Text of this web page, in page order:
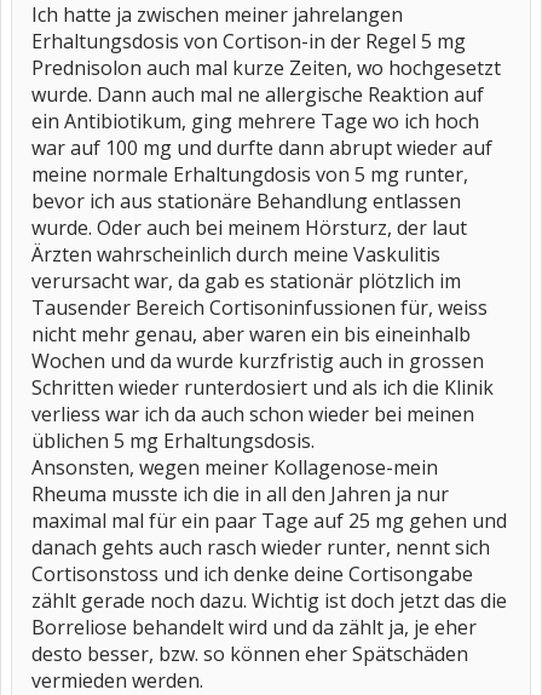
Ich hatte ja zwischen meiner jahrelangen
Erhaltungsdosis von Cortison-in der Regel 5 mg
Prednisolon auch mal kurze Zeiten, wo hochgesetzt
wurde. Dann auch mal ne allergische Reaktion auf
ein Antibiotikum, ging mehrere Tage wo ich hoch
war auf 100 mg und durfte dann abrupt wieder auf
meine normale Erhaltungdosis von 5 mg runter,
bevor ich aus stationäre Behandlung entlassen
wurde. Oder auch bei meinem Hörsturz, der laut
Ärzten wahrscheinlich durch meine Vaskulitis
verursacht war, da gab es stationär plötzlich im
Tausender Bereich Cortisoninfussionen für, weiss
nicht mehr genau, aber waren ein bis eineinhalb
Wochen und da wurde kurzfristig auch in grossen
Schritten wieder runterdosiert und als ich die Klinik
verliess war ich da auch schon wieder bei meinen
üblichen 5 mg Erhaltungsdosis.
Ansonsten, wegen meiner Kollagenose-mein
Rheuma musste ich die in all den Jahren ja nur
maximal mal für ein paar Tage auf 25 mg gehen und
danach gehts auch rasch wieder runter, nennt sich
Cortisonstoss und ich denke deine Cortisongabe
zählt gerade noch dazu. Wichtig ist doch jetzt das die
Borreliose behandelt wird und da zählt ja, je eher
desto besser, bzw. so können eher Spätschäden
vermieden werden.